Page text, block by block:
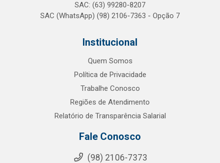
SAC: (63) 99280-8207
SAC (WhatsApp) (98) 2106-7363 - Opção 7
Institucional
Quem Somos
Política de Privacidade
Trabalhe Conosco
Regiões de Atendimento
Relatório de Transparência Salarial
Fale Conosco
(98) 2106-7373